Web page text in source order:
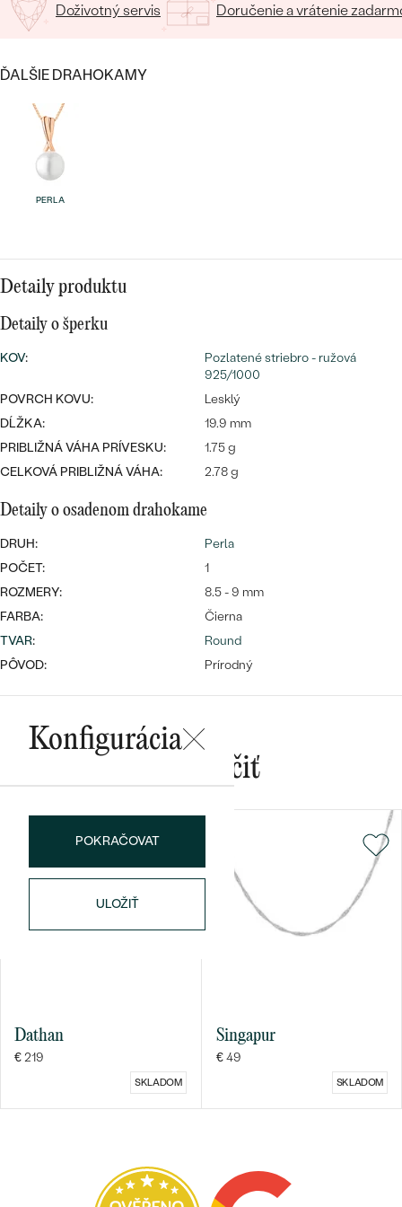
Najpredávanejšie
svadobné
obrúčky
PODĽA MATERIÁLU
ZLATO
PLATINA
Wave kolekcia
OBJAVIŤ
S DRAHOKAMAMI
S LAB GROWN DIAMANTMI
S PERLAMI
PODĽA ŠTÝLU
SYMBOLICKÉ
MINIMALISTICKÉ
PODĽA FARBY
PODĽA TVARU DRAHOKAMU
NA MIERU
DIAMANTY
Bestsellery
Najpredávanejšie
náušnice
PREZRIEŤ
CENOVO DOSTUPNÉ
LUXUSNÉ
Personalizované
OBJAVIŤ
LUXUSNÉ
Najpredávanejšie
prstene
PREZRIEŤ
Doživotný servis Doručenie a vrátenie
ĎALŠIE DRAHOKAMY
PERLA
Detaily produktu
Detaily o šperku
KOV:
Pozlatené striebro - ružová
925/1000
POVRCH KOVU:
Lesklý
DĹŽKA:
19.9 mm
PRIBLIŽNÁ VÁHA PRÍVESKU:
1.75 g
CELKOVÁ PRIBLIŽNÁ VÁHA:
2.78 g
Detaily o osadenom drahokame
DRUH:
Perla
POČET:
1
ROZMERY:
8.5 - 9 mm
FARBA:
Čierna
TVAR:
Round
PÔVOD:
Prírodný
Konfigurácia
POKRAČOVAT
ULOŽIŤ
Mohlo by sa vám páčiť
Dathan
€ 219
SKLADOM
Singapur
€ 49
SKLADOM